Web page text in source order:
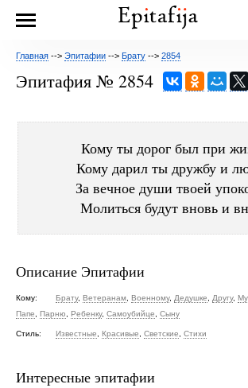
Главная --> Эпитафии --> Брату --> 2854
Эпитафия № 2854
Кому ты дорог был при
Кому дарил ты дружбу и
За вечное души твоей
Молиться будут вновь и
Описание Эпитафии
Кому: Брату, Ветеранам Военному, Дедушке Другу,
Папе
Парню Ребенку, Самоубийце Сыну
Стиль: Известные Красивые Светские Стихи
Интересные эпитафии